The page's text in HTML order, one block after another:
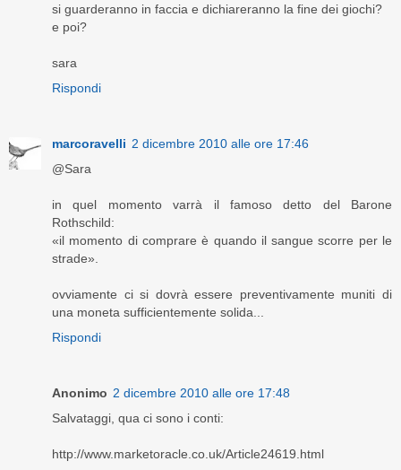
si guarderanno in faccia e dichiareranno la fine dei giochi?
e poi?
sara
Rispondi
marcoravelli 2 dicembre 2010 alle ore 17:46
@Sara
in quel momento varrà il famoso detto del Barone
Rothschild:
«il momento di comprare è quando il sangue scorre per le
strade».
ovviamente ci si dovrà essere preventivamente muniti di
una moneta sufficientemente solida...
Rispondi
Anonimo 2 dicembre 2010 alle ore 17:48
Salvataggi, qua ci sono i conti:
http://www.marketoracle.co.uk/Article24619.html